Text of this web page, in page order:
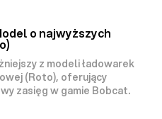
o najwyższych
z modeli ładowarek
(Roto)
zasięg w gamie Bobcat.